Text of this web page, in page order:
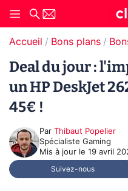
Accueil Bons plans
Deal du jour :
un HP DeskJet
45€ !
Par Thibaut Popelier
Spécialiste Gaming
Mis à jour le 19 avril
Suivez-nous